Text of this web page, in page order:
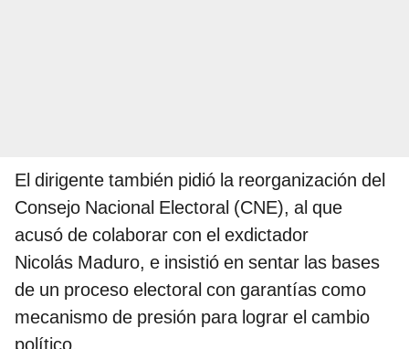
El dirigente también pidió la reorganización del
Consejo Nacional Electoral (CNE), al que
acusó de colaborar con el exdictador
Nicolás Maduro, e insistió en sentar las bases
de un proceso electoral con garantías como
mecanismo de presión para lograr el cambio
político.